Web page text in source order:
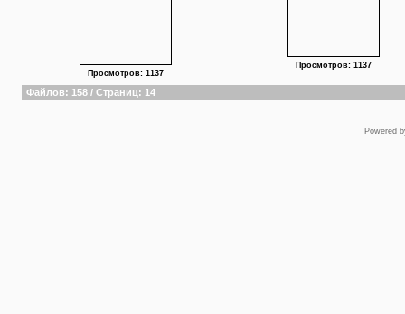
Просмотров: 1137
Просмотров: 1137
Файлов: 158 / Страниц: 14
Powered